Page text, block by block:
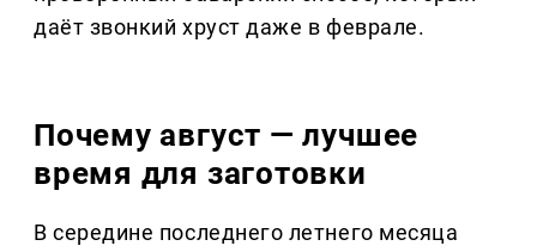
даёт звонкий хруст даже в феврале.
Почему август — лучшее
время для заготовки
В середине последнего летнего месяца